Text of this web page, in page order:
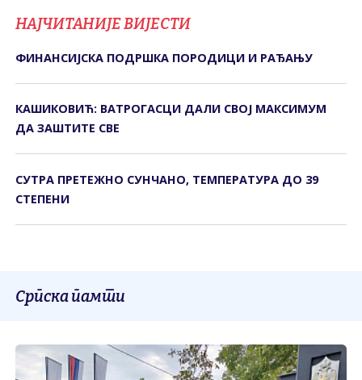
НАЈЧИТАНИЈЕ ВИЈЕСТИ
ФИНАНСИЈСКА ПОДРШКА ПОРОДИЦИ И РАЂАЊУ
КАШИКОВИЋ: ВАТРОГАСЦИ ДАЛИ СВОЈ МАКСИМУМ
ДА ЗАШТИТЕ СВЕ
СУТРА ПРЕТЕЖНО СУНЧАНО, ТЕМПЕРАТУРА ДО 39
СТЕПЕНИ
Српска памти